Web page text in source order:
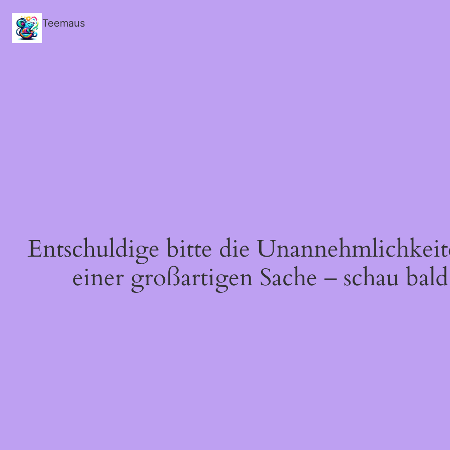
Teemaus
Entschuldige bitte die
einer großartigen Sache – schau